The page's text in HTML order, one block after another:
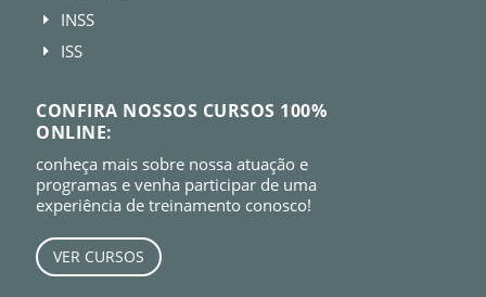
E INSS
E ISS
CONFIRA NOSSOS CURSOS 100%
ONLINE:
conheça mais sobre nossa atuação e
programas e venha participar de uma
experiência de treinamento conosco!
VER CURSOS